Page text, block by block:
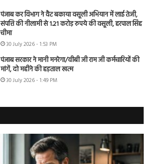
पंजाब कर विभाग ने वैट बकाया वसूली अभियान में लाई तेजी,
संपत्ति की नीलामी से 1.21 करोड़ रुपये की वसूली, हरपाल सिंह
चीमा
30 July 2026 - 1:53 PM
पंजाब सरकार ने मानी मनरेगा/वीबी जी राम जी कर्मचारियों की
मांगें, दो महीने की हड़ताल खत्म
30 July 2026 - 1:49 PM